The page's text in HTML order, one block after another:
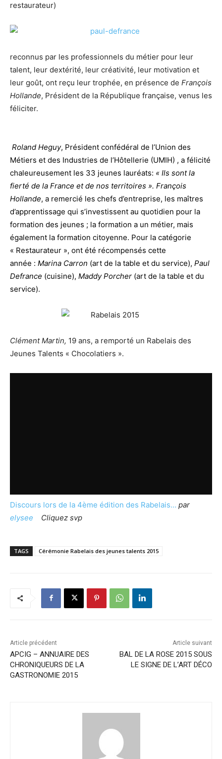
restaurateur)
reconnus par les professionnels du métier pour leur
talent, leur dextérité, leur créativité, leur motivation et
leur goût, ont reçu leur trophée, en présence de François
Hollande, Président de la République française, venus les
féliciter.
Roland Heguy, Président confédéral de l’Union des
Métiers et des Industries de l’Hôtellerie (UMIH) , a félicité
chaleureusement les 33 jeunes lauréats: « Ils sont la
fierté de la France et de nos territoires ». François
Hollande, a remercié les chefs d’entreprise, les maîtres
d’apprentissage qui s’investissent au quotidien pour la
formation des jeunes ; la formation a un métier, mais
également la formation citoyenne. Pour la catégorie
« Restaurateur », ont été récompensés cette
année : Marina Carron (art de la table et du service), Paul
Defrance (cuisine), Maddy Porcher (art de la table et du
service).
Clément Martin, 19 ans, a remporté un Rabelais des
Jeunes Talents « Chocolatiers ».
Discours lors de la 4ème édition des Rabelais… par
elysee Cliquez svp
TAGS Cérémonie Rabelais des jeunes talents 2015
Article précédent
APCIG – ANNUAIRE DES
CHRONIQUEURS DE LA
GASTRONOMIE 2015
Article suivant
BAL DE LA ROSE 2015 SOUS
LE SIGNE DE L’ART DÉCO